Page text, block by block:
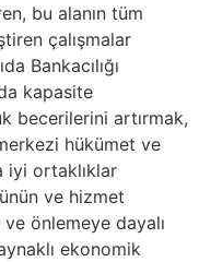
bu alanın tüm
çalışmalar
Bankacılığı
kapasite
becerilerini artırmak,
hükümet ve
iyi ortaklıklar
ve hizmet
ve önlemeye dayalı
ekonomik